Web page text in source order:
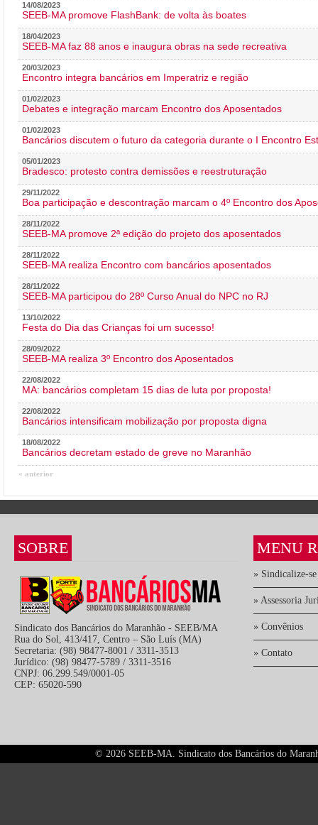
14/08/2023
SEEB-MA promove FlashBank: de volta às boates
18/04/2023
SEEB-MA faz 88 anos e inaugura obras na sede recreativa
20/03/2023
Encontro integra bancários em Imperatriz e região
01/02/2023
Debates e integração marcam Encontro dos Aposentados
01/02/2023
Bancários discutem o futuro da categoria durante o I Encontro
05/01/2023
Bradesco: protesto contra demissões e reestruturação
29/11/2022
Boa participação e descontração marcam o 4º Encontro dos
28/11/2022
SEEB-MA promove 2ª edição do projeto dos aposentados
28/11/2022
SEEB-MA realiza Encontro com bancários aposentados
28/11/2022
SEEB-MA participou do 28º Curso Anual do NPC no RJ
13/10/2022
Festa do Dia das Crianças foi um sucesso!
28/09/2022
SEEB-MA realiza 3º Encontro dos Aposentados
22/08/2022
MA: bancários completam 15 dias de luta por proposta!
22/08/2022
Bancários intensificam mobilização por proposta digna
18/08/2022
Bancários decretam estado de greve no Maranhão
« anterior
SOBRE
Sindicato dos Bancários do Maranhão - SEEB/MA
Rua do Sol, 413/417, Centro – São Luís (MA)
Secretaria: (98) 98477-8001 / 3311-3513
Jurídico: (98) 98477-5789 / 3311-3516
CNPJ: 06.299.549/0001-05
CEP: 65020-590
MENU
» Sindicalize-se
» Assessoria
» Convênios
» Contato
© 2026 SEEB-MA. Sindicato dos Bancários do